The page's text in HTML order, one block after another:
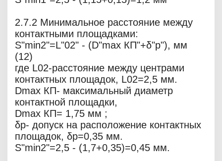
2.7.2 Минимальное расстояние между
контактными площадками:
S"min2"=L"02" - (D"max КП"+δ"р"), мм
(12)
где L02-расстояние между центрами
контактных площадок, L02=2,5 мм.
Dmax КП- максимальный диаметр
контактной площадки,
Dmax КП= 1,75 мм ;
δр- допуск на расположение контактных
площадок, δр=0,35 мм.
S"min2"=2,5 - (1,7+0,35)=0,45 мм.